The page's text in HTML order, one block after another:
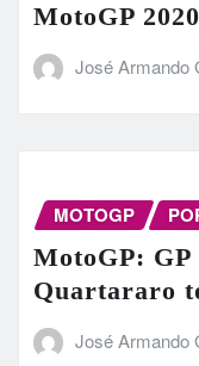
MotoGP 2020
José Armando
MOTOGP
MotoGP: GP
Quartararo
José Armando